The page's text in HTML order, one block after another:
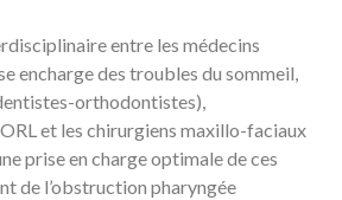
entre les médecins
encharge des troubles du sommeil,
orthodontistes),
et les chirurgiens maxillo-faciaux
prise en charge optimale de ces
de l’obstruction pharyngée